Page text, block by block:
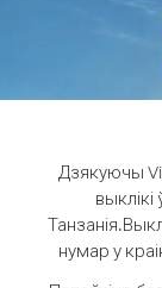
Дзякуючы
Танзанія.
нумар у